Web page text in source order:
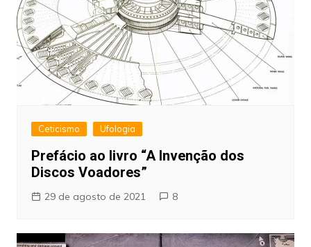
Ceticismo Ufologia
Prefácio ao livro “A Invenção dos
Discos Voadores”
29 de agosto de 2021 8